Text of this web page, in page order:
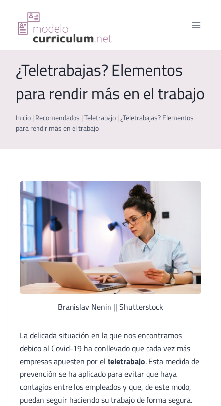
contenido
¿Teletrabajas? Elementos
para rendir más en el trabajo
Inicio | Recomendados | Teletrabajo | ¿Teletrabajas? Elementos
para rendir más en el trabajo
Branislav Nenin || Shutterstock
La delicada situación en la que nos encontramos
debido al Covid-19 ha conllevado que cada vez más
empresas apuesten por el teletrabajo. Esta medida de
prevención se ha aplicado para evitar que haya
contagios entre los empleados y que, de este modo,
puedan seguir haciendo su trabajo de forma segura.